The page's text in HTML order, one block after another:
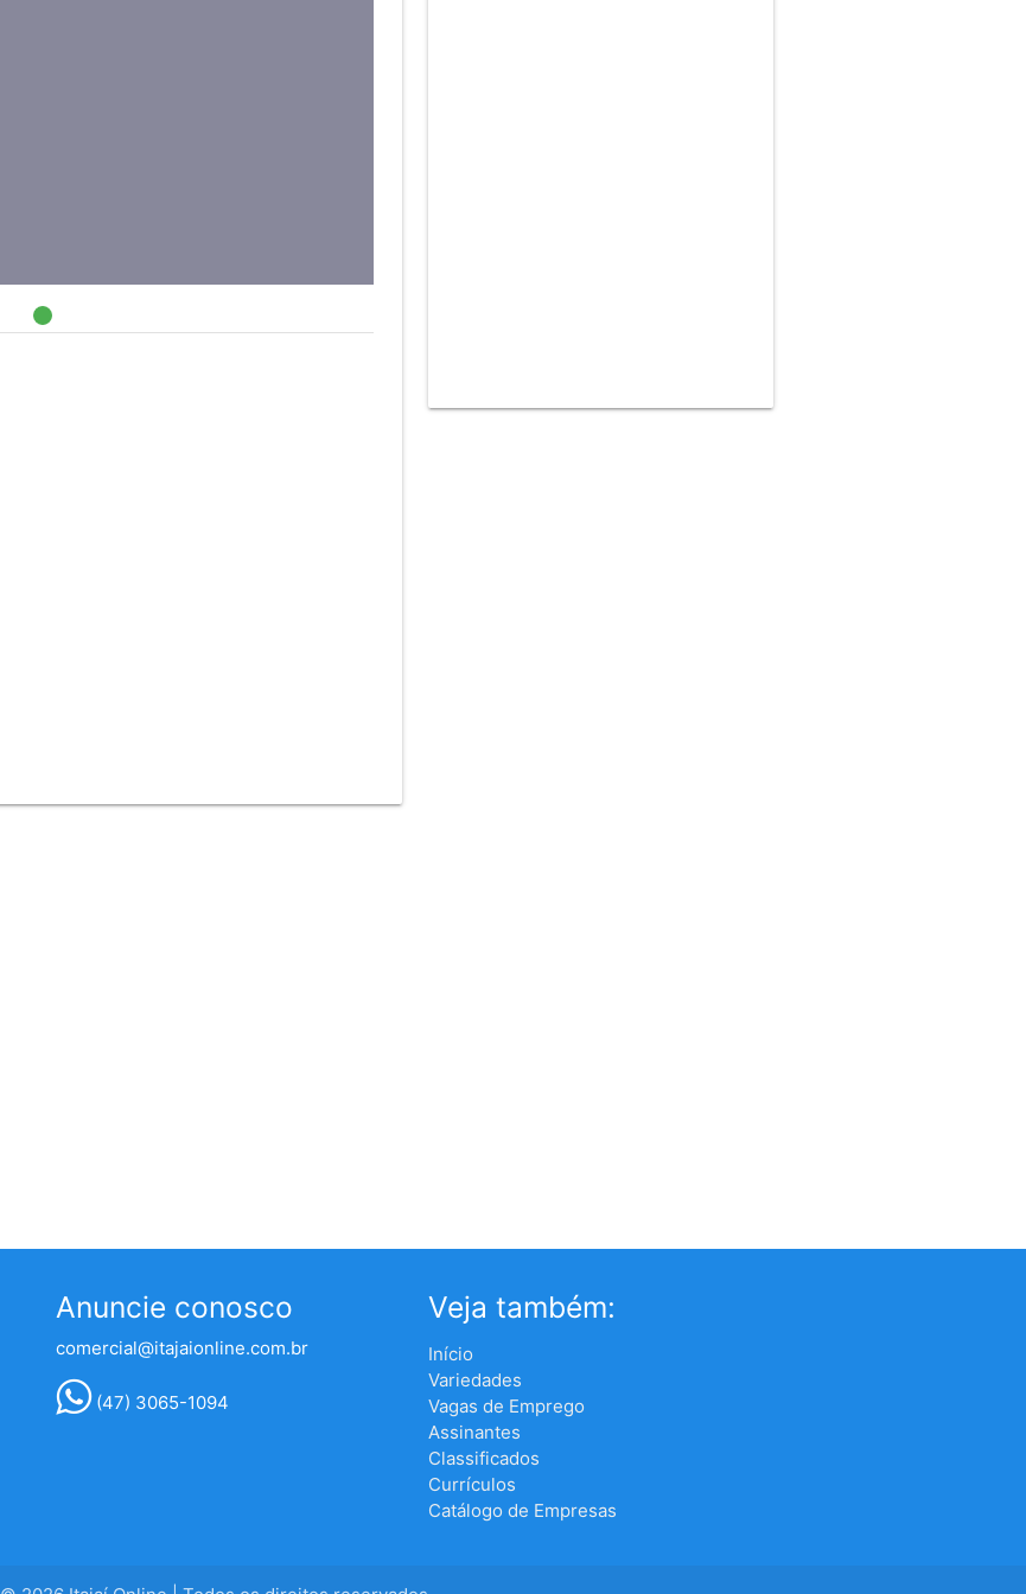
Anuncie conosco
comercial@itajaionline.com.br
(47) 3065-1094
Veja também:
Início
Variedades
Vagas de Emprego
Assinantes
Classificados
Currículos
Catálogo de Empresas